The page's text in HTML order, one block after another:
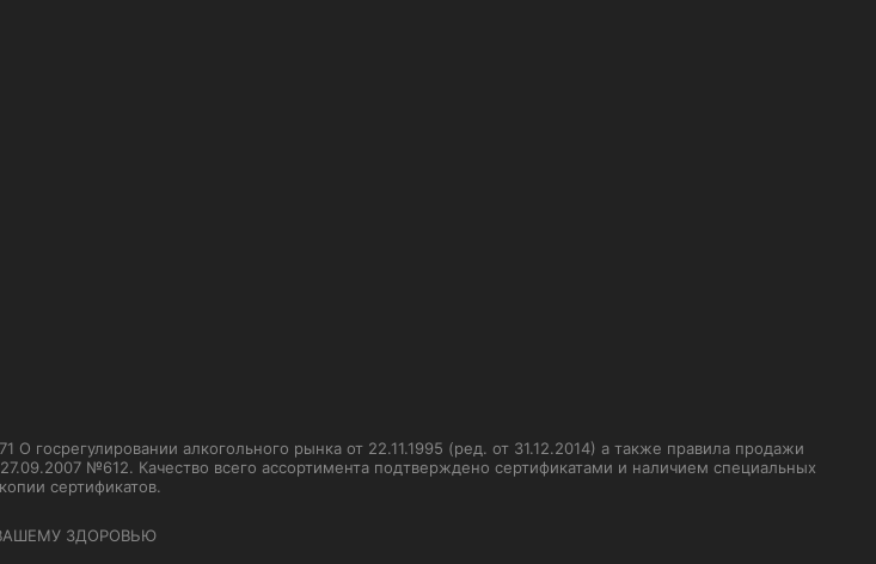
госрегулировании алкогольного рынка от 22.11.1995 (ред. от 31.12.2014) а также правила продажи
№612. Качество всего ассортимента подтверждено сертификатами и наличием специальных
сертификатов.
ЗДОРОВЬЮ